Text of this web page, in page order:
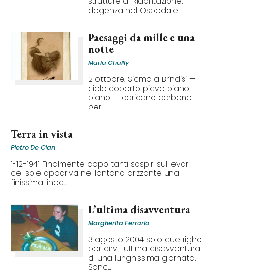
degenza nell'Ospedale...
Paesaggi da mille e una
notte
Maria Chailly
2 ottobre. Siamo a Brindisi —
cielo coperto piove piano
piano — caricano carbone
per...
Terra in vista
Pietro De Cian
1-12-1941 Finalmente dopo tanti sospiri sul levar
del sole appariva nel lontano orizzonte una
finissima linea...
L’ultima disavventura
Margherita Ferrario
3 agosto 2004 solo due righe
per dirvi l'ultima disavventura
di una lunghissima giornata.
Sono...